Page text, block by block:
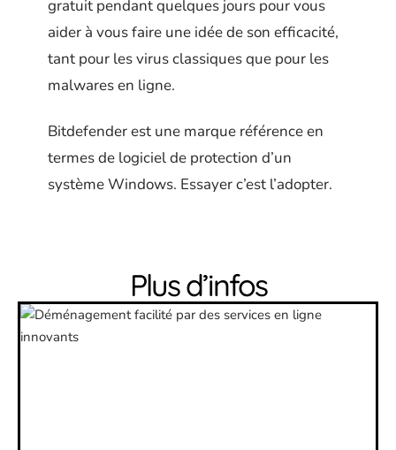
gratuit pendant quelques jours pour vous
aider à vous faire une idée de son efficacité,
tant pour les virus classiques que pour les
malwares en ligne.
Bitdefender est une marque référence en
termes de logiciel de protection d’un
système Windows. Essayer c’est l’adopter.
Plus d’infos